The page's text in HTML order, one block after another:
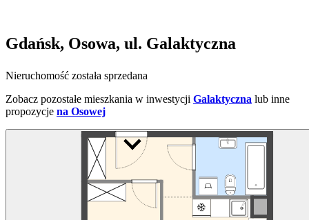
Gdańsk, Osowa, ul. Galaktyczna
Nieruchomość została sprzedana
Zobacz pozostałe mieszkania w inwestycji Galaktyczna lub inne
propozycje na Osowej